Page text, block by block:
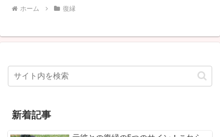
ホーム 復縁
新着記事